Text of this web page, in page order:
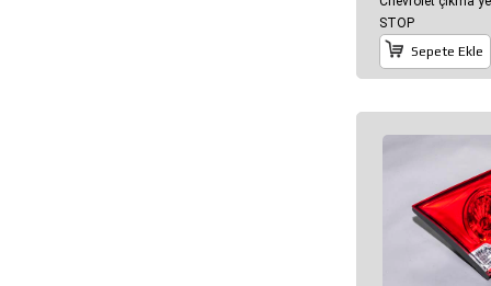
STOP
Sepete Ekle